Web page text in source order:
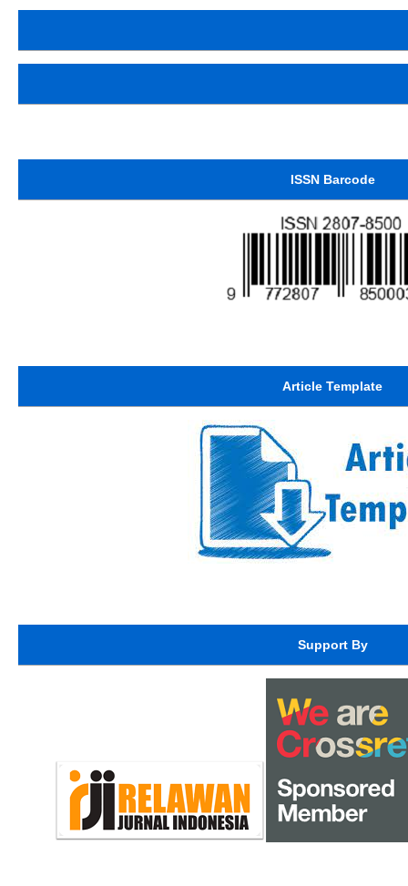
ISSN Barcode
Article Template
Support By